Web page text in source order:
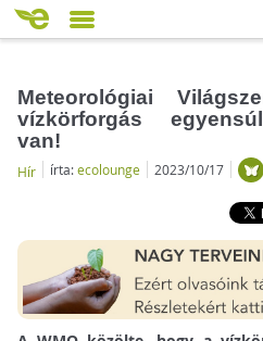
Meteorológiai
vízkörforgás
van!
Hír írta:ecolounge 2023/10/17